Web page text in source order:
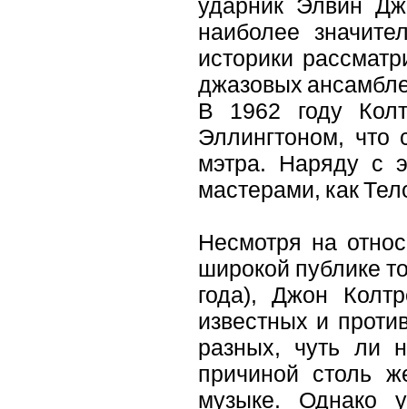
ударник Элвин
наиболее
историки
джазовых
В 1962 году
Эллингтоном, что
мэтра. Наряду с
мастерами, как
Несмотря на
широкой публике
года), Джон
известных и
разных, чуть ли
причиной столь
музыке. Однако